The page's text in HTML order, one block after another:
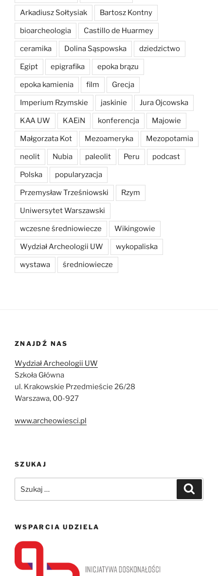
Arkadiusz Sołtysiak Bartosz Kontny
bioarcheologia Castillo de Huarmey
ceramika Dolina Sąspowska dziedzictwo
Egipt epigrafika epoka brązu
epoka kamienia film Grecja
Imperium Rzymskie jaskinie Jura Ojcowska
KAA UW KAEiN konferencja Majowie
Małgorzata Kot Mezoameryka Mezopotamia
neolit Nubia paleolit Peru podcast
Polska popularyzacja
Przemysław Trześniowski Rzym
Uniwersytet Warszawski
wczesne średniowiecze Wikingowie
Wydział Archeologii UW wykopaliska
wystawa średniowiecze
ZNAJDŹ NAS
Wydział Archeologii UW
Szkoła Główna
ul. Krakowskie Przedmieście 26/28
Warszawa, 00-927
www.archeowiesci.pl
SZUKAJ
WSPARCIA UDZIELA